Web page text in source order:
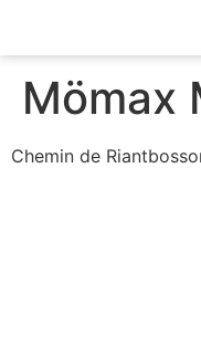
Mömax
Chemin de